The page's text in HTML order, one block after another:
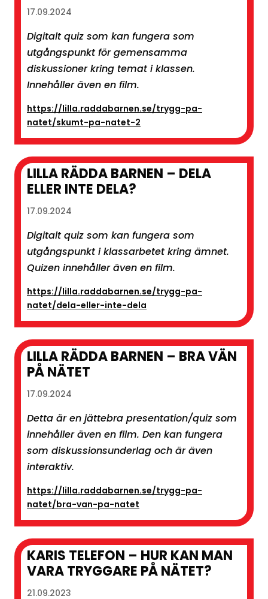
17.09.2024
Digitalt quiz som kan fungera som
utgångspunkt för gemensamma
diskussioner kring temat i klassen.
Innehåller även en film.
https://lilla.raddabarnen.se/trygg-pa-
natet/skumt-pa-natet-2
LILLA RÄDDA BARNEN – DELA
ELLER INTE DELA?
17.09.2024
Digitalt quiz som kan fungera som
utgångspunkt i klassarbetet kring ämnet.
Quizen innehåller även en film.
https://lilla.raddabarnen.se/trygg-pa-
natet/dela-eller-inte-dela
LILLA RÄDDA BARNEN – BRA VÄN
PÅ NÄTET
17.09.2024
Detta är en jättebra presentation/quiz som
innehåller även en film. Den kan fungera
som diskussionsunderlag och är även
interaktiv.
https://lilla.raddabarnen.se/trygg-pa-
natet/bra-van-pa-natet
KARIS TELEFON – HUR KAN MAN
VARA TRYGGARE PÅ NÄTET?
21.09.2023